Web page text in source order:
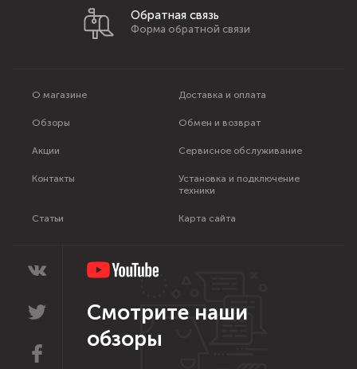
О магазине Доставка и оплата
Обзоры Обмен и возврат
Акции Сервисное обслуживание
Контакты
Установка и подключение
техники
Статьи Карта сайта
Обратная связь
Форма обратной связи
Смотрите наши
обзоры